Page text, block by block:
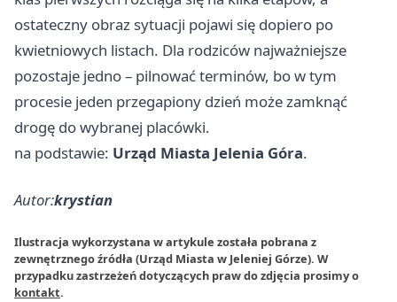
ostateczny obraz sytuacji pojawi się dopiero po
kwietniowych listach. Dla rodziców najważniejsze
pozostaje jedno – pilnować terminów, bo w tym
procesie jeden przegapiony dzień może zamknąć
drogę do wybranej placówki.
na podstawie: Urząd Miasta Jelenia Góra.
Autor:krystian
Ilustracja wykorzystana w artykule została pobrana z
zewnętrznego źródła (Urząd Miasta w Jeleniej Górze). W
przypadku zastrzeżeń dotyczących praw do zdjęcia prosimy o
kontakt.